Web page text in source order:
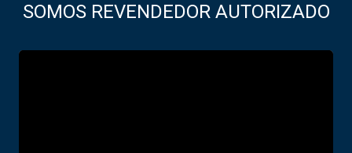
SOMOS REVENDEDOR AUTORIZADO